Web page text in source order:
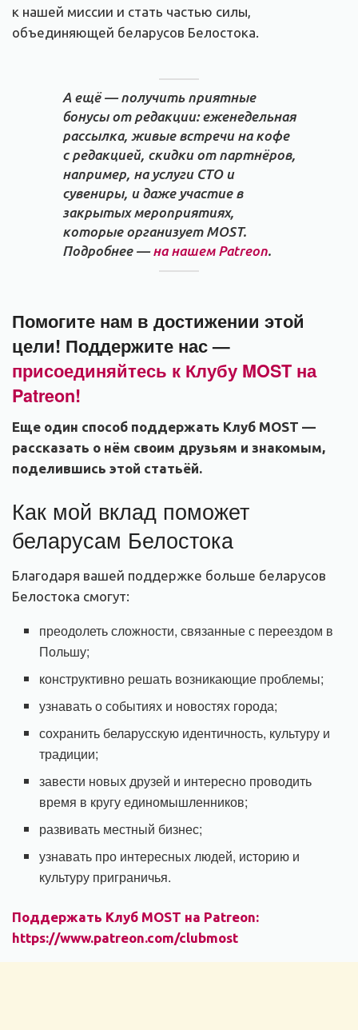
к нашей миссии и стать частью силы,
объединяющей беларусов Белостока.
А ещё — получить приятные
бонусы от редакции: еженедельная
рассылка, живые встречи на кофе
с редакцией, скидки от партнёров,
например, на услуги СТО и
сувениры, и даже участие в
закрытых мероприятиях,
которые организует MOST.
Подробнее —на нашем Patreon.
Помогите нам в достижении этой
цели! Поддержите нас —
присоединяйтесь к Клубу MOST на
Patreon!
Еще один способ поддержать Клуб MOST —
рассказать о нём своим друзьям и знакомым,
поделившись этой статьёй.
Как мой вклад поможет
беларусам Белостока
Благодаря вашей поддержке больше беларусов
Белостока смогут:
преодолеть сложности, связанные с переездом в
Польшу;
конструктивно решать возникающие проблемы;
узнавать о событиях и новостях города;
сохранить беларусскую идентичность, культуру и
традиции;
завести новых друзей и интересно проводить
время в кругу единомышленников;
развивать местный бизнес;
узнавать про интересных людей, историю и
культуру приграничья.
Поддержать Клуб MOST на Patreon:
https://www.patreon.com/clubmost